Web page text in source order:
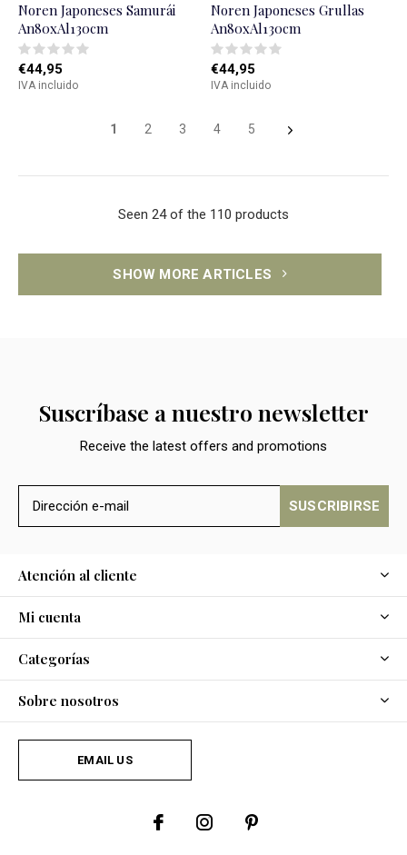
Noren Japoneses Samurái
An80xAl130cm
€44,95
IVA incluido
Noren Japoneses Grullas
An80xAl130cm
€44,95
IVA incluido
1 2 3 4 5
Seen 24 of the 110 products
SHOW MORE ARTICLES
Suscríbase a nuestro newsletter
Receive the latest offers and promotions
SUSCRIBIRSE
Atención al cliente
Mi cuenta
Categorías
Sobre nosotros
EMAIL US